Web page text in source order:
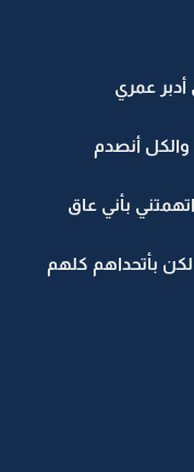
عمري
والكل أنصدم
بأني عاق
بأتحداهم كلهم